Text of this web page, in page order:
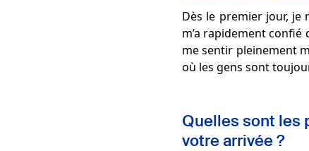
Dès le premier jour, je
m’a rapidement confié
me sentir pleinement
où les gens sont
Quelles sont les
votre arrivée ?